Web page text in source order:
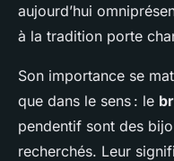
aujourd’hui
à la tradition porte
Son importance se
que dans le sens : le
pendentif sont des
recherchés. Leur